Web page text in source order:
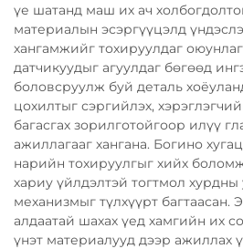
үе шатанд маш их ач
материалын эсэргүүцэлд
хангамжийг тохируулдаг
датчикуудыг агуулдаг бөгөөд
боловсруулж буй деталь
цохилтыг сэргийлэх,
багасгах зорилготойгоор илүү
ажиллагааг хангана. Богино
нарийн тохируулгыг хийх
хариу үйлдэлтэй тогтмол
механизмыг түлхүүрт багтаасан.
алдаатай шахах үед хамгийн их
үнэт материалууд дээр ажиллах